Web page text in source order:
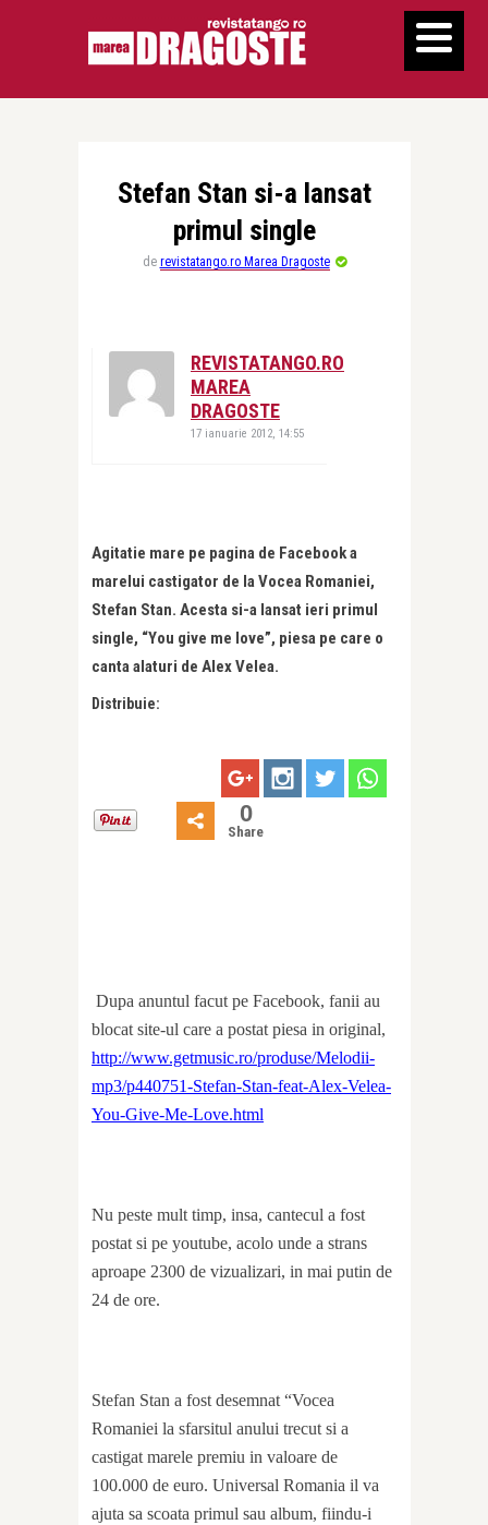
Stefan Stan si-a lansat
primul single
de revistatango.ro Marea Dragoste
REVISTATANGO.RO
MAREA
DRAGOSTE
17 ianuarie 2012, 14:55
Agitatie mare pe pagina de Facebook a
marelui castigator de la Vocea Romaniei,
Stefan Stan. Acesta si-a lansat ieri primul
single, “You give me love”, piesa pe care o
canta alaturi de Alex Velea.
Distribuie:
0
Share
Dupa anuntul facut pe Facebook, fanii au
blocat site-ul care a postat piesa in original,
http://www.getmusic.ro/produse/Melodii-
mp3/p440751-Stefan-Stan-feat-Alex-Velea-
You-Give-Me-Love.html
Nu peste mult timp, insa, cantecul a fost
postat si pe youtube, acolo unde a strans
aproape 2300 de vizualizari, in mai putin de
24 de ore.
Stefan Stan a fost desemnat “Vocea
Romaniei la sfarsitul anului trecut si a
castigat marele premiu in valoare de
100.000 de euro. Universal Romania il va
ajuta sa scoata primul sau album, fiindu-i